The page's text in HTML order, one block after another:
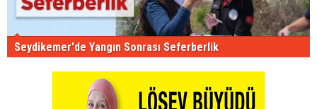
Seydikemer'de Yangın Sonrası Seferberlik